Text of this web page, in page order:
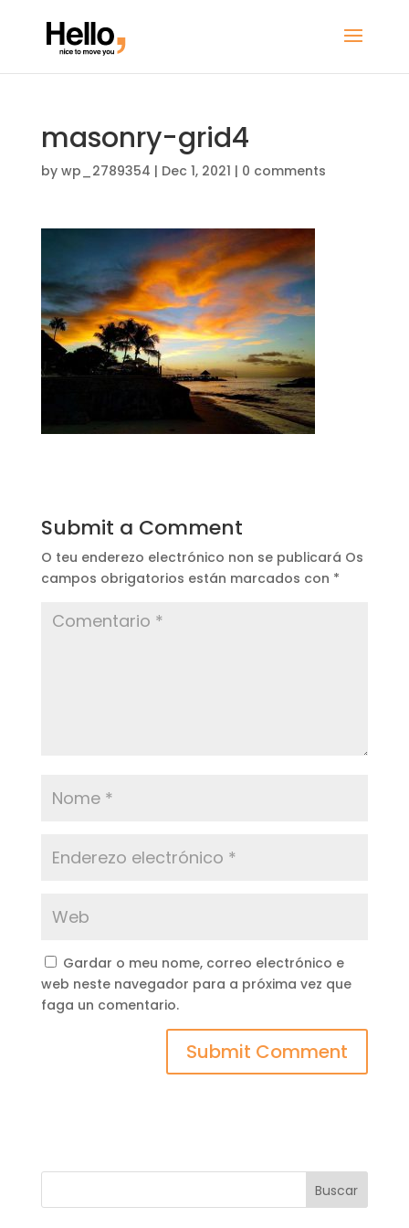
masonry-grid4
by wp_2789354 | Dec 1, 2021 | 0 comments
Submit a Comment
O teu enderezo electrónico non se publicará Os
campos obrigatorios están marcados con *
Gardar o meu nome, correo electrónico e
web neste navegador para a próxima vez que
faga un comentario.